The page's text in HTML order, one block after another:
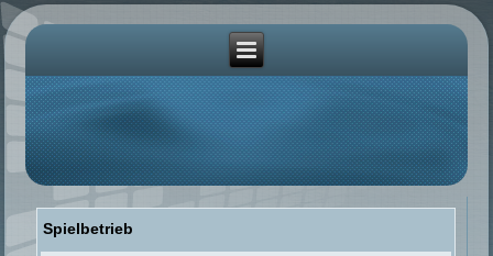
Spielbetrieb